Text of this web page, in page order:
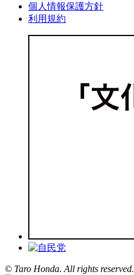
個人情報保護方針
利用規約
© Taro Honda. All rights reserved.